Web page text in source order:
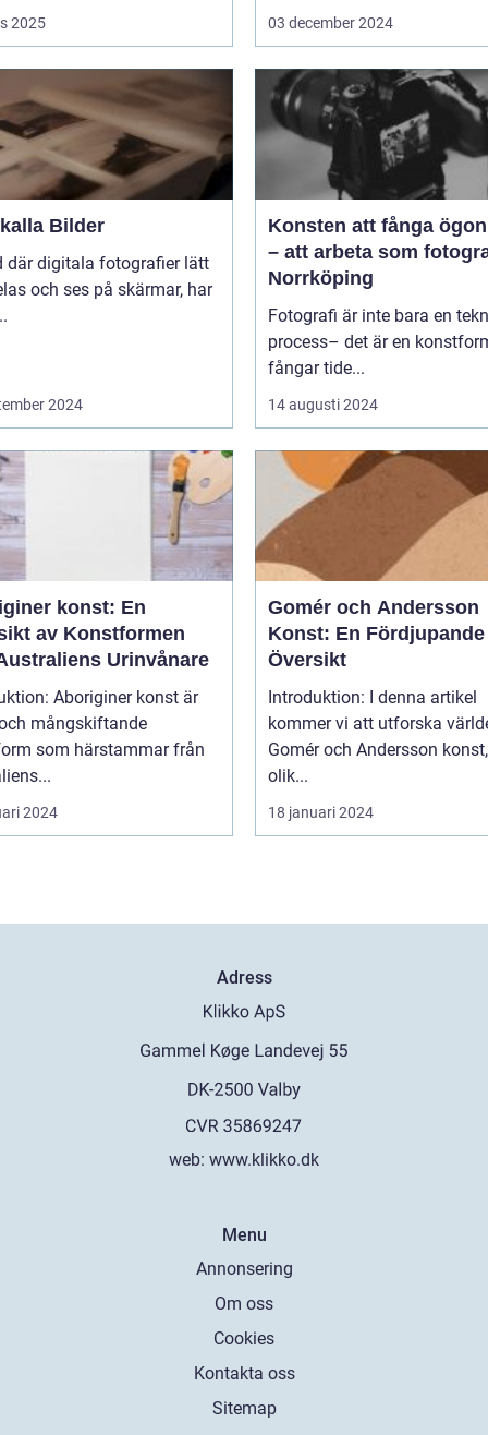
2025 03 december 2024
Bilder
där digitala fotografier lätt
och ses på skärmar, har
2024
Konsten att fånga
– att arbeta som
Norrköping
Fotografi är inte bara en
process– det är en
fångar tide...
14 augusti 2024
konst: En
av Konstformen
Urinvånare
Aboriginer konst är
mångskiftande
som härstammar från
2024
Gomér och Andersson
Konst: En Fördjupande
Översikt
Introduktion: I denna artikel
kommer vi att utforska
Gomér och Andersson
olik...
18 januari 2024
Adress
web: www.klikko.dk
Menu
Annonsering
Om oss
Cookies
Kontakta oss
Sitemap